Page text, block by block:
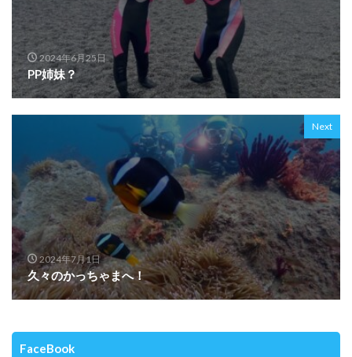
2024年6月25日
PP姉妹？
Next
2024年7月1日
久々のかっちゃまへ！
FaceBook